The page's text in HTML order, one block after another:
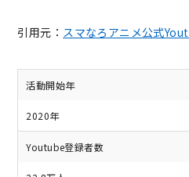
引用元： スマなろアニメ公式
活動開始年
2020年
Youtube登録者数